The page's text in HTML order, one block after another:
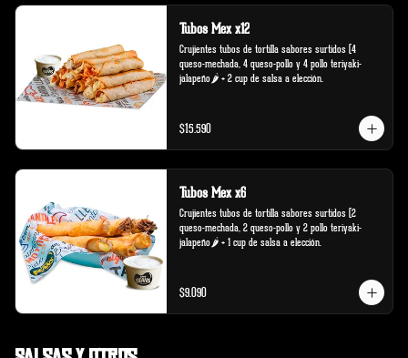
Tubos Mex x12
Crujientes tubos de tortilla sabores surtidos (4
queso-mechada, 4 queso-pollo y 4 pollo teriyaki-
jalapeño🌶️ + 2 cup de salsa a elección.
$15.590
Tubos Mex x6
Crujientes tubos de tortilla sabores surtidos (2
queso-mechada, 2 queso-pollo y 2 pollo teriyaki-
jalapeño🌶️ + 1 cup de salsa a elección.
$9.090